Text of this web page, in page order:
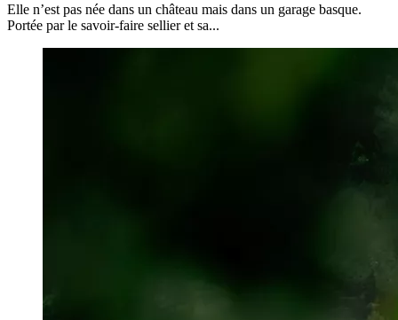
Elle n’est pas née dans un château mais dans un garage basque.
Portée par le savoir-faire sellier et sa...